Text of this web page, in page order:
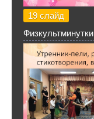
19 слайд
Физкультминутки